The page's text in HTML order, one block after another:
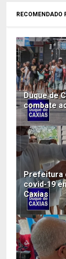
RECOMENDADO
Duque de
combate
Prefeitura
covid-19
Caxias